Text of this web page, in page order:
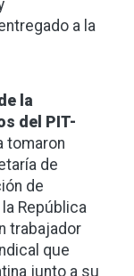
a la
la
del
PIT-
tomaron
de
de
República
trabajador
que
junto a su